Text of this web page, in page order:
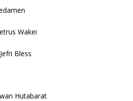
Wakei
Bless
Hutabarat